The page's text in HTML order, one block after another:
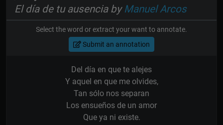
El día de tu ausencia by Manuel Arcos
Select the word or extract your want to annotate.
Submit an annotation
Del día en que te alejes
Y aquel en que me olvides,
Tan sólo nos separan
Los ensueños de un amor
Que ya ni existe.